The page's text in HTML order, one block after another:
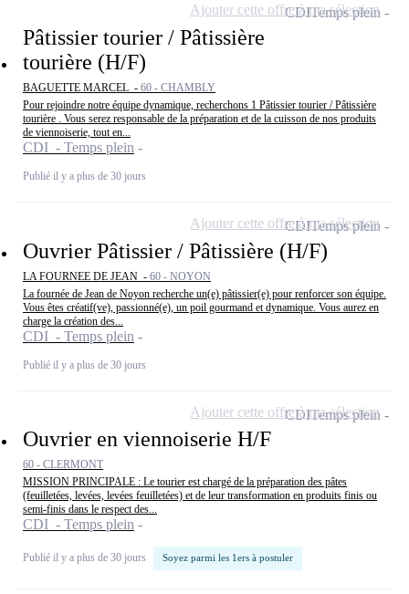
Pâtissier tourier / Pâtissière
tourière (H/F)
BAGUETTE MARCEL - 60 - CHAMBLY
Pour rejoindre notre équipe dynamique, recherchons 1 Pâtissier tourier / Pâtissière
tourière . Vous serez responsable de la préparation et de la cuisson de nos produits
de viennoiserie, tout en...
CDI - Temps plein
Publié il y a plus de 30 jours
CDITemps plein
Ajouter cette offre à ma sélection
Ouvrier Pâtissier / Pâtissière (H/F)
LA FOURNEE DE JEAN - 60 - NOYON
La fournée de Jean de Noyon recherche un(e) pâtissier(e) pour renforcer son équipe.
Vous êtes créatif(ve), passionné(e), un poil gourmand et dynamique. Vous aurez en
charge la création des...
CDI - Temps plein
Publié il y a plus de 30 jours
CDITemps plein
Ajouter cette offre à ma sélection
Ouvrier en viennoiserie H/F
60 - CLERMONT
MISSION PRINCIPALE : Le tourier est chargé de la préparation des pâtes
(feuilletées, levées, levées feuilletées) et de leur transformation en produits finis ou
semi-finis dans le respect des...
CDI - Temps plein
Publié il y a plus de 30 jours Soyez parmi les 1ers à postuler
CDITemps plein
Ajouter cette offre à ma sélection